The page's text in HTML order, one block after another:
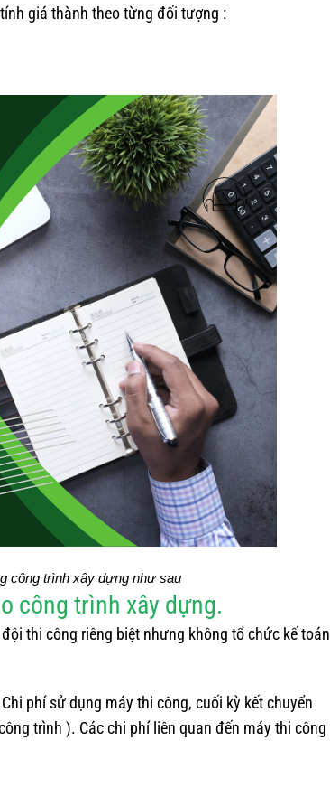
giá thành theo từng đối tượng :
công trình xây dựng như sau
công trình xây dựng.
thi công riêng biệt nhưng không tổ chức kế toán
phí sử dụng máy thi công, cuối kỳ kết chuyển
trình ). Các chi phí liên quan đến máy thi công